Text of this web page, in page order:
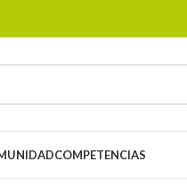
COMPETENCIAS